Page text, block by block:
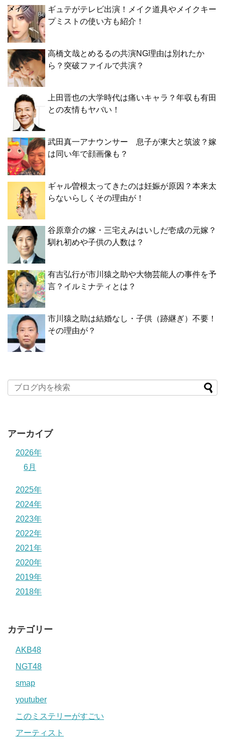
ギュテがテレビ出演！メイク道具やメイクキー
プミストの使い方も紹介！
高橋文哉とめるるの共演NG理由は別れたか
ら？突破ファイルで共演？
上田晋也の大学時代は痛いキャラ？年収も有田
との友情もヤバい！
武田真一アナウンサー 息子が東大と筑波？嫁
は同い年で顔画像も？
ギャル曽根太ってきたのは妊娠が原因？本来太
らないらしくその理由が！
谷原章介の嫁・三宅えみはいしだ壱成の元嫁？
馴れ初めや子供の人数は？
有吉弘行が市川猿之助や大物芸能人の事件を予
言？イルミナティとは？
市川猿之助は結婚なし・子供（跡継ぎ）不要！
その理由が？
アーカイブ
2026年
6月
2025年
2024年
2023年
2022年
2021年
2020年
2019年
2018年
カテゴリー
AKB48
NGT48
smap
youtuber
このミステリーがすごい
アーティスト